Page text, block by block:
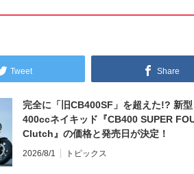
Tweet Share
完全に「旧CB400SF」を超えた!? 新型
400ccネイキッド『CB400 SUPER
Clutch』の価格と発売日が決定！
2026/8/1 トピックス